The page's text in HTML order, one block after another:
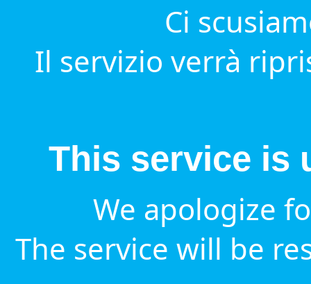
Ci
Il servizio verrà
This service is
We apologize
The service will be